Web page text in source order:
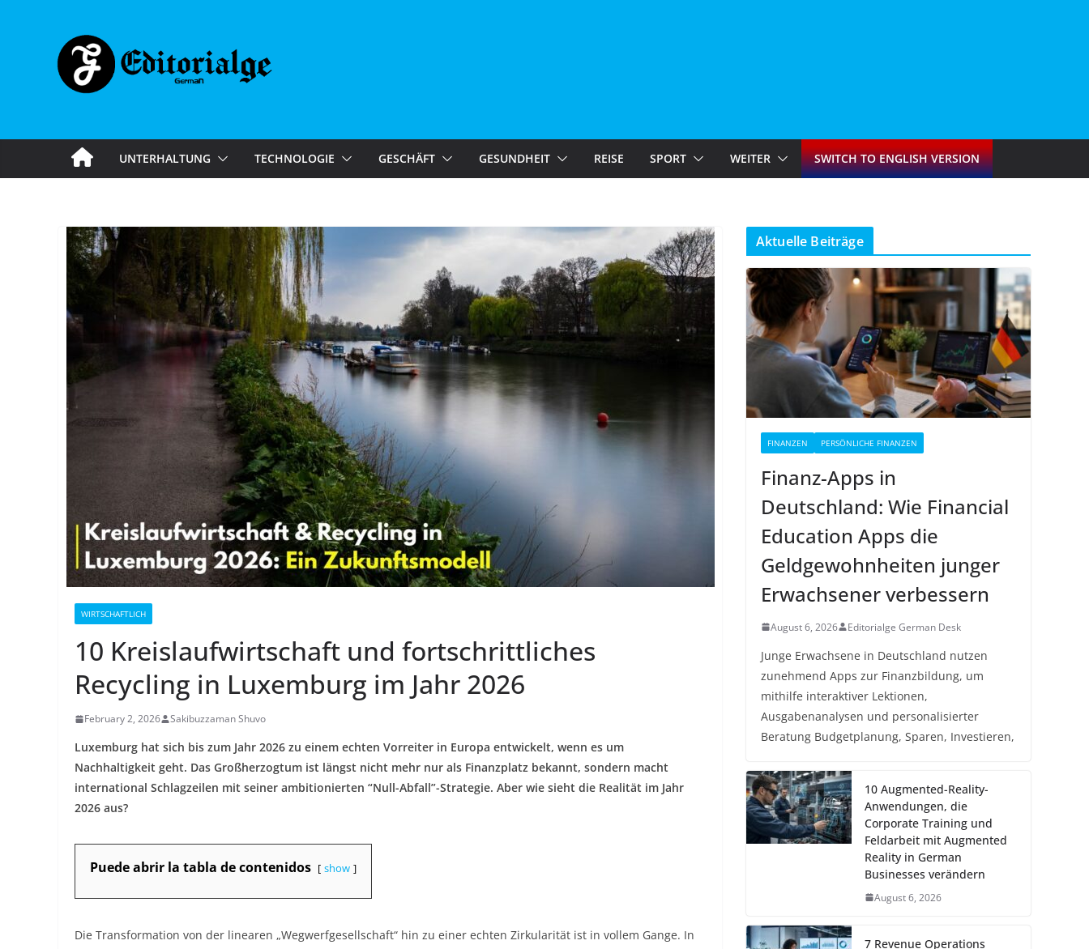
UNTERHALTUNG TECHNOLOGIE GESCHÄFT GESUNDHEIT REISE SPORT WEITER SWITCH TO ENGLISH VERSION
WIRTSCHAFTLICH
10 Kreislaufwirtschaft und fortschrittliches
Recycling in Luxemburg im Jahr 2026
February 2, 2026 Sakibuzzaman Shuvo
Luxemburg hat sich bis zum Jahr 2026 zu einem echten Vorreiter in Europa entwickelt, wenn es um
Nachhaltigkeit geht. Das Großherzogtum ist längst nicht mehr nur als Finanzplatz bekannt, sondern macht
international Schlagzeilen mit seiner ambitionierten “Null-Abfall”-Strategie. Aber wie sieht die Realität im Jahr
2026 aus?
Puede abrir la tabla de contenidos show
Die Transformation von der linearen „Wegwerfgesellschaft“ hin zu einer echten Zirkularität ist in vollem Gange. In
Aktuelle Beiträge
FINANZEN PERSÖNLICHE FINANZEN
Finanz-Apps in
Deutschland: Wie Financial
Education Apps die
Geldgewohnheiten junger
Erwachsener verbessern
August 6, 2026 Editorialge German Desk
Junge Erwachsene in Deutschland nutzen
zunehmend Apps zur Finanzbildung, um
mithilfe interaktiver Lektionen,
Ausgabenanalysen und personalisierter
Beratung Budgetplanung, Sparen, Investieren,
10 Augmented-Reality-
Anwendungen, die
Corporate Training und
Feldarbeit mit Augmented
Reality in German
Businesses verändern
August 6, 2026
7 Revenue Operations